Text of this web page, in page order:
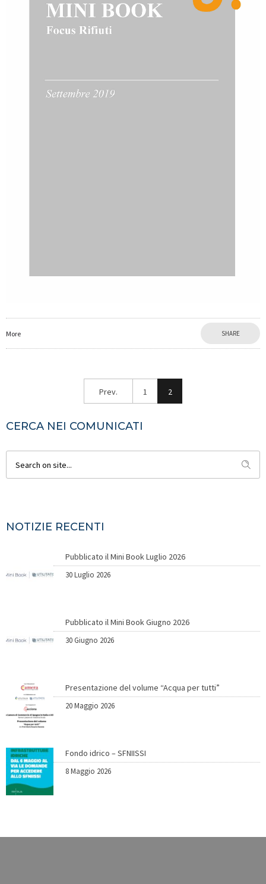
More SHARE
Prev. 1 2
CERCA NEI COMUNICATI
NOTIZIE RECENTI
Pubblicato il Mini Book Luglio 2026
30 Luglio 2026
Pubblicato il Mini Book Giugno 2026
30 Giugno 2026
Presentazione del volume “Acqua per tutti”
20 Maggio 2026
Fondo idrico – SFNIISSI
8 Maggio 2026